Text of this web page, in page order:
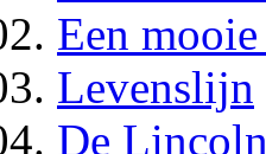
Een
Levenslijn
De